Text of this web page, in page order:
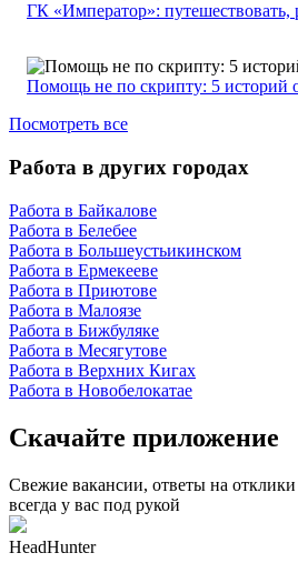
ГК «Император»: путешествовать,
Помощь не по скрипту: 5 историй
Посмотреть все
Работа в других городах
Работа в Байкалове
Работа в Белебее
Работа в Большеустьикинском
Работа в Ермекееве
Работа в Приютове
Работа в Малоязе
Работа в Бижбуляке
Работа в Месягутове
Работа в Верхних Кигах
Работа в Новобелокатае
Скачайте приложение
Свежие вакансии, ответы на
всегда у вас под рукой
HeadHunter